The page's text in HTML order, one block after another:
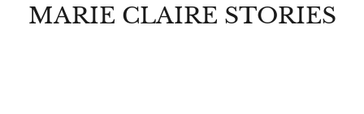
MARIE CLAIRE STORIES